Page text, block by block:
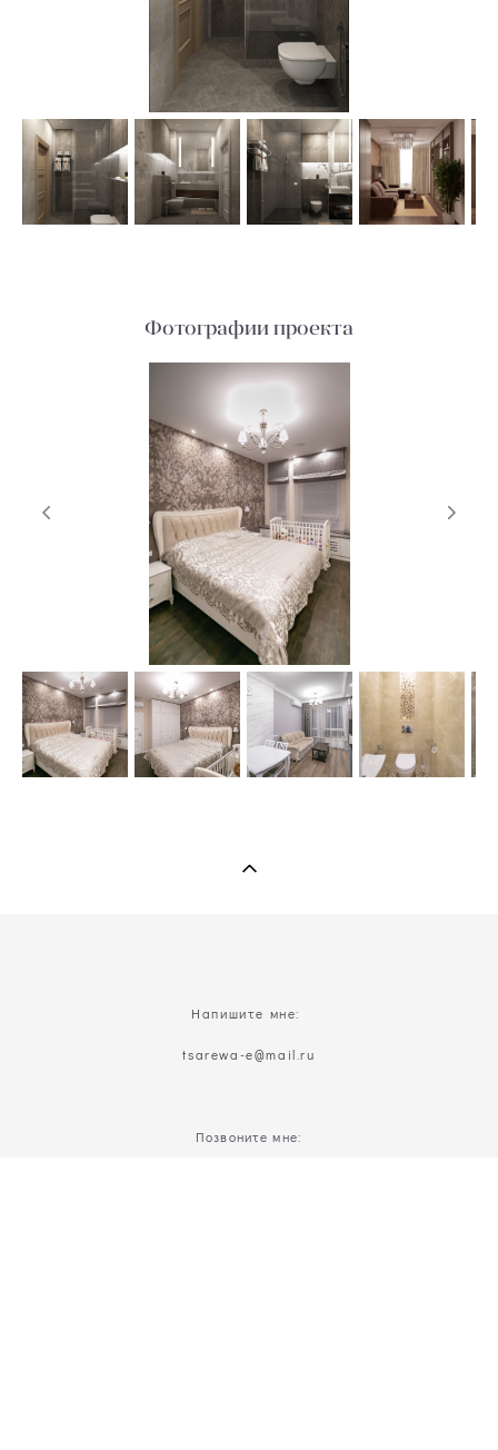
Фотографии проекта
Напишите мне:
tsarewa-e@mail.ru
Позвоните мне: